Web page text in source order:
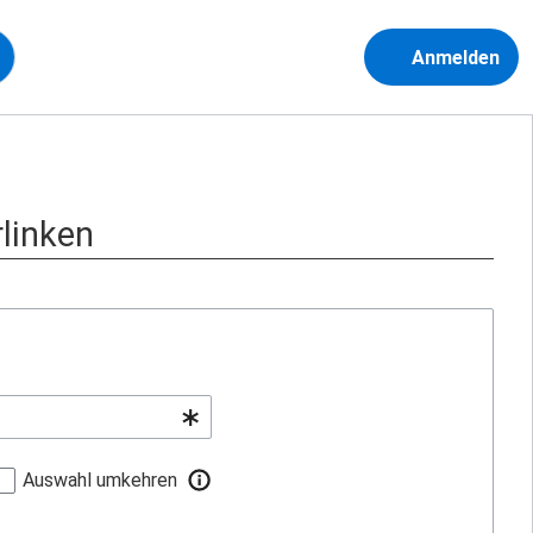
Anmelden
Auswahl umkehren